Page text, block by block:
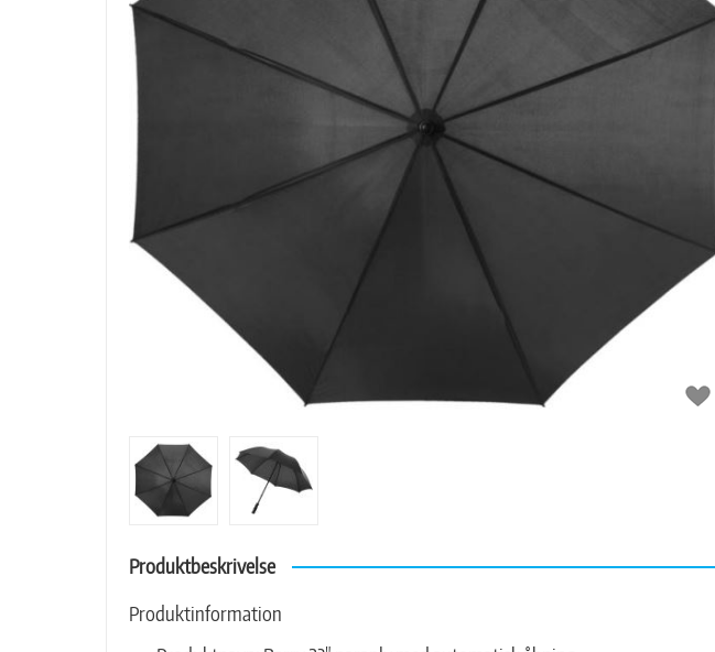
Produktbeskrivelse
Produktinformation